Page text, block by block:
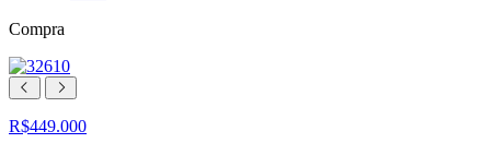
Compra
R$449.000